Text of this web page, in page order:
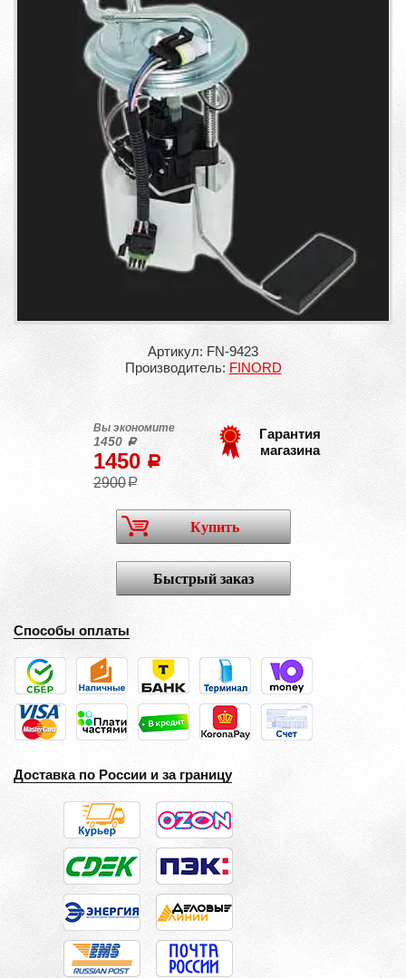
Артикул: FN-9423
Производитель: FINORD
Вы экономите
1450 a
1450 a
2900a
Гарантия
магазина
Купить
Быстрый заказ
Способы оплаты
Доставка по России и за границу